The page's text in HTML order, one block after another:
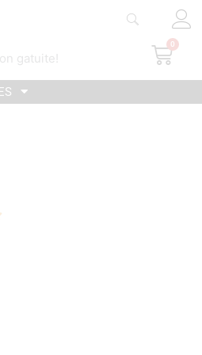
gatuite!
0